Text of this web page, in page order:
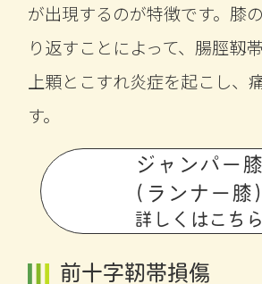
が出現するのが特徴です。膝
り返すことによって、腸脛靱
上顆とこすれ炎症を起こし、
す。
ジャンパー膝
（ランナー膝
詳しくはこちら
前十字靭帯損傷